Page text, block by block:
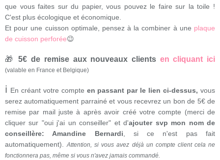
que vous faites sur du papier, vous pouvez le faire sur la toile !
C'est plus écologique et économique.
Et pour une cuisson optimale, pensez à la combiner à une plaque
de cuisson perforée😉
🎁 5€ de remise aux nouveaux clients en cliquant ici
(valable en France et Belgique)
ℹ En créant votre compte en passant par le lien ci-dessus, vous
serez automatiquement parrainé et vous recevrez un bon de 5€ de
remise par mail juste à après avoir créé votre compte (merci de
cliquer sur "oui j'ai un conseiller" et d'ajouter svp mon nom de
conseillère: Amandine Bernardi , si ce n'est pas fait
automatiquement).Attention, si vous avez déjà un compte client cela ne
fonctionnera pas, même si vous n'avez jamais commandé.